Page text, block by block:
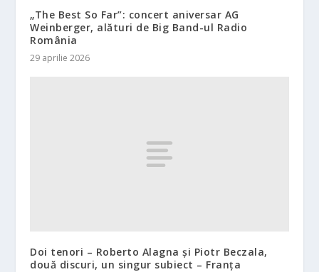
„The Best So Far”: concert aniversar AG
Weinberger, alături de Big Band-ul Radio
România
29 aprilie 2026
Doi tenori – Roberto Alagna și Piotr Beczala,
două discuri, un singur subiect – Franța